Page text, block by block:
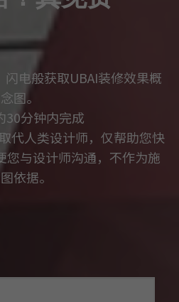
电般获取UBAI装修效果概
念图。
30分钟内完成
代人类设计师，仅帮助您快
您与设计师沟通，不作为施
依据。